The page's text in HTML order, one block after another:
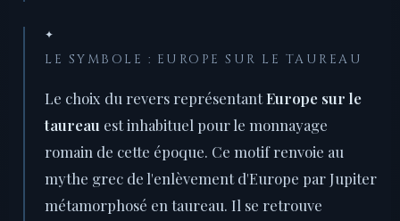
✦
LE SYMBOLE : EUROPE SUR LE TAUREAU
Le choix du revers représentantEurope sur le
taureau est inhabituel pour le monnayage
romain de cette époque. Ce motif renvoie au
mythe grec de l'enlèvement d'Europe par Jupiter
métamorphosé en taureau. Il se retrouve